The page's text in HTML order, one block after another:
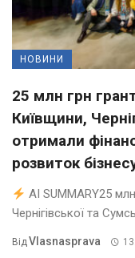
НОВИНИ
25 млн грн
Київщини,
отримали
розвиток
AI SUMMARY25
Чернігівської та
ВідVlasnasprava